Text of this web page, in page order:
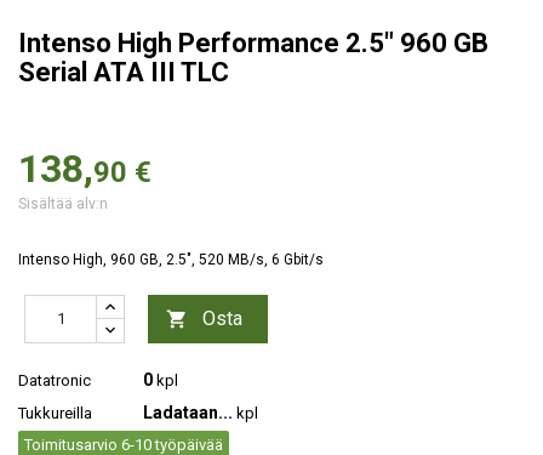
Intenso High Performance 2.5" 960 GB
Serial ATA III TLC
138,90 €
Sisältää alv:n
Intenso High, 960 GB, 2.5", 520 MB/s, 6 Gbit/s
 Osta
Datatronic 0 kpl
Tukkureilla
Ladataan... kpl
Toimitusarvio 6-10 työpäivää